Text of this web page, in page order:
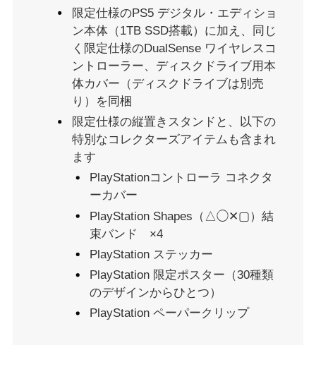
限定仕様のPS5 デジタル・エディショ
ン本体（1TB SSD搭載）に加え、同じ
く限定仕様のDualSense ワイヤレスコ
ントローラー、ディスクドライブ用本
体カバー（ディスクドライブは別売
り）を同梱
限定仕様の縦置きスタンドと、以下の
特別なコレクターズアイテムも含まれ
ます
PlayStationコントローラ コネクタ
ーカバー
PlayStation Shapes（△◯✕▢）結
束バンド ×4
PlayStation ステッカー
PlayStation 限定ポスター（30種類
のデザインからひとつ）
PlayStation ペーパークリップ